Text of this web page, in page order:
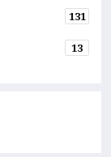
131
13